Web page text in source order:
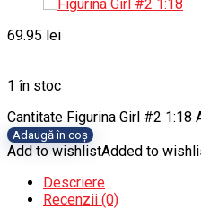
69.95 lei
1 în stoc
Cantitate Figurina Girl #2 1:18
Adaugă în coș
Add to wishlistAdded to
Descriere
Recenzii (0)